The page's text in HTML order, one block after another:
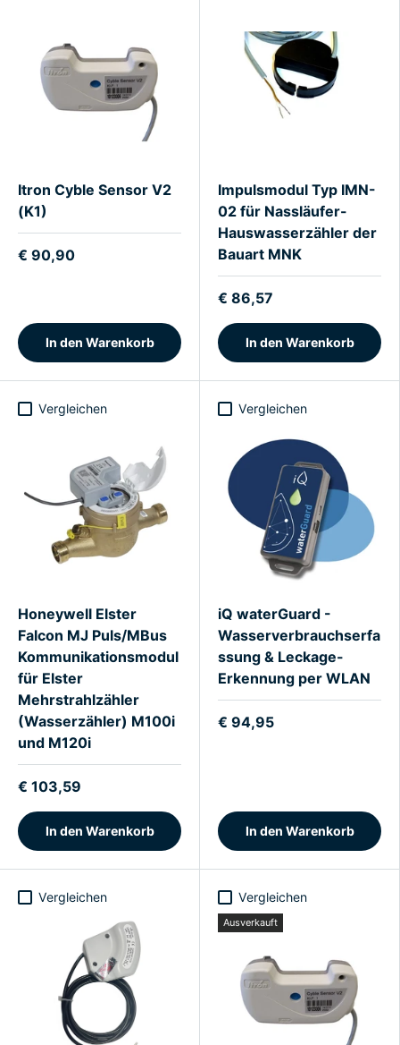
Itron Cyble Sensor V2
(K1)
€ 90,90
In den Warenkorb
Impulsmodul Typ IMN-
02 für Nassläufer-
Hauswasserzähler der
Bauart MNK
€ 86,57
In den Warenkorb
Vergleichen
Honeywell Elster
Falcon MJ Puls/MBus
Kommunikationsmodul
für Elster
Mehrstrahlzähler
(Wasserzähler) M100i
und M120i
€ 103,59
In den Warenkorb
Vergleichen
iQ waterGuard -
Wasserverbrauchserfa
ssung & Leckage-
Erkennung per WLAN
€ 94,95
In den Warenkorb
Vergleichen Vergleichen
Ausverkauft